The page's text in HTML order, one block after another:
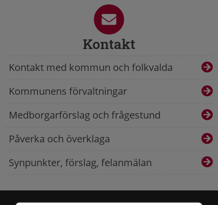
Kontakt
Kontakt med kommun och folkvalda
Kommunens förvaltningar
Medborgarförslag och frågestund
Påverka och överklaga
Synpunkter, förslag, felanmälan